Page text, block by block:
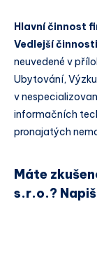
Hlavní činnost
Vedlejší
neuvedené v
Ubytování,
v
informačních
pronajatých
Máte
s.r.o.?